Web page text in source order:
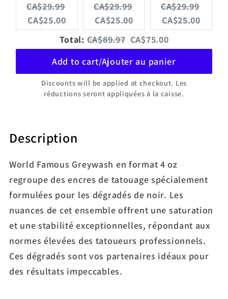
Original
price:
CA$29.99
Current
CA$25.00
Original
price:
CA$29.99
Current
CA$25.00
Original
price:
CA$29.99
CA$25.00
Total:Original
price
CA$89.97 Discounted
price
CA$75.00
Add to cart/Ajouter au panier
Discounts will be applied at checkout. Les
réductions seront appliquées à la caisse.
Description
World Famous Greywash en format 4 oz
regroupe des encres de tatouage spécialement
formulées pour les dégradés de noir. Les
nuances de cet ensemble offrent une saturation
et une stabilité exceptionnelles, répondant aux
normes élevées des tatoueurs professionnels.
Ces dégradés sont vos partenaires idéaux pour
des résultats impeccables.